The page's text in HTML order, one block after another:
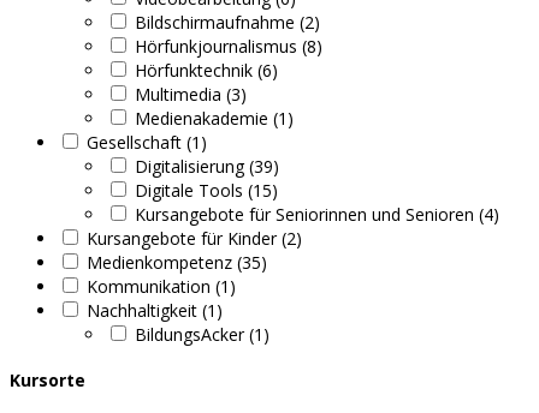
Bildschirmaufnahme (2)
Hörfunkjournalismus (8)
Hörfunktechnik (6)
Multimedia (3)
Medienakademie (1)
Gesellschaft (1)
Digitalisierung (39)
Digitale Tools (15)
Kursangebote für Seniorinnen und Senioren (4)
Kursangebote für Kinder (2)
Medienkompetenz (35)
Kommunikation (1)
Nachhaltigkeit (1)
BildungsAcker (1)
Kursorte